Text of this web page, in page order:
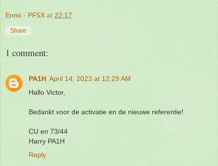
Enno - PF5X at 22:17
Share
1 comment:
PA1H April 14, 2023 at 12:29 AM
Hallo Victor,
Bedankt voor de activatie en de nieuwe referentie!
CU en 73/44
Harry PA1H
Reply